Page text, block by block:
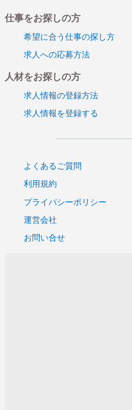
仕事をお探しの方
希望に合う仕事の探し方
求人への応募方法
人材をお探しの方
求人情報の登録方法
求人情報を登録する
よくあるご質問
利用規約
プライバシーポリシー
運営会社
お問い合せ